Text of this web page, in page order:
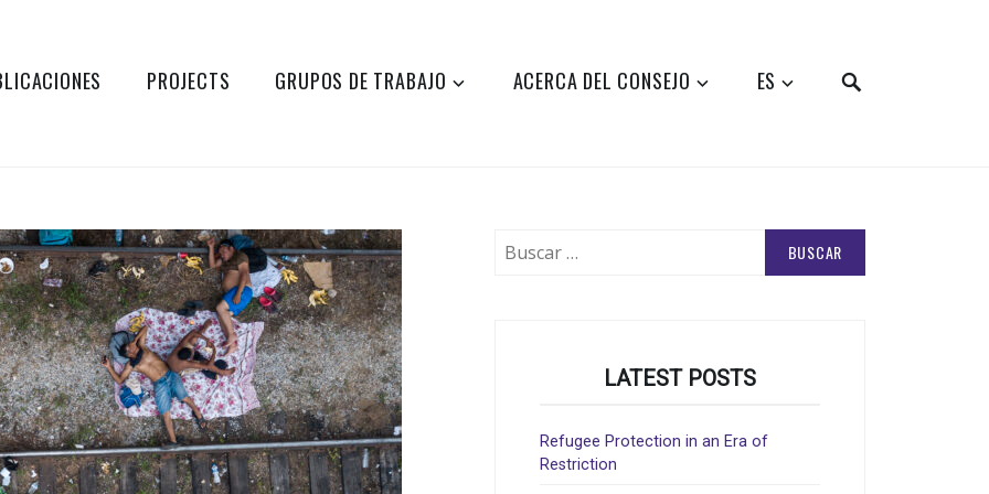
PROJECTS GRUPOS DE TRABAJO ACERCA DEL CONSEJO ES
LATEST POSTS
Refugee Protection in an Era of
Restriction